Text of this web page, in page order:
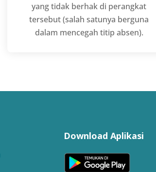
yang tidak berhak di perangkat
tersebut (salah satunya berguna
dalam mencegah titip absen).
Download Aplikasi